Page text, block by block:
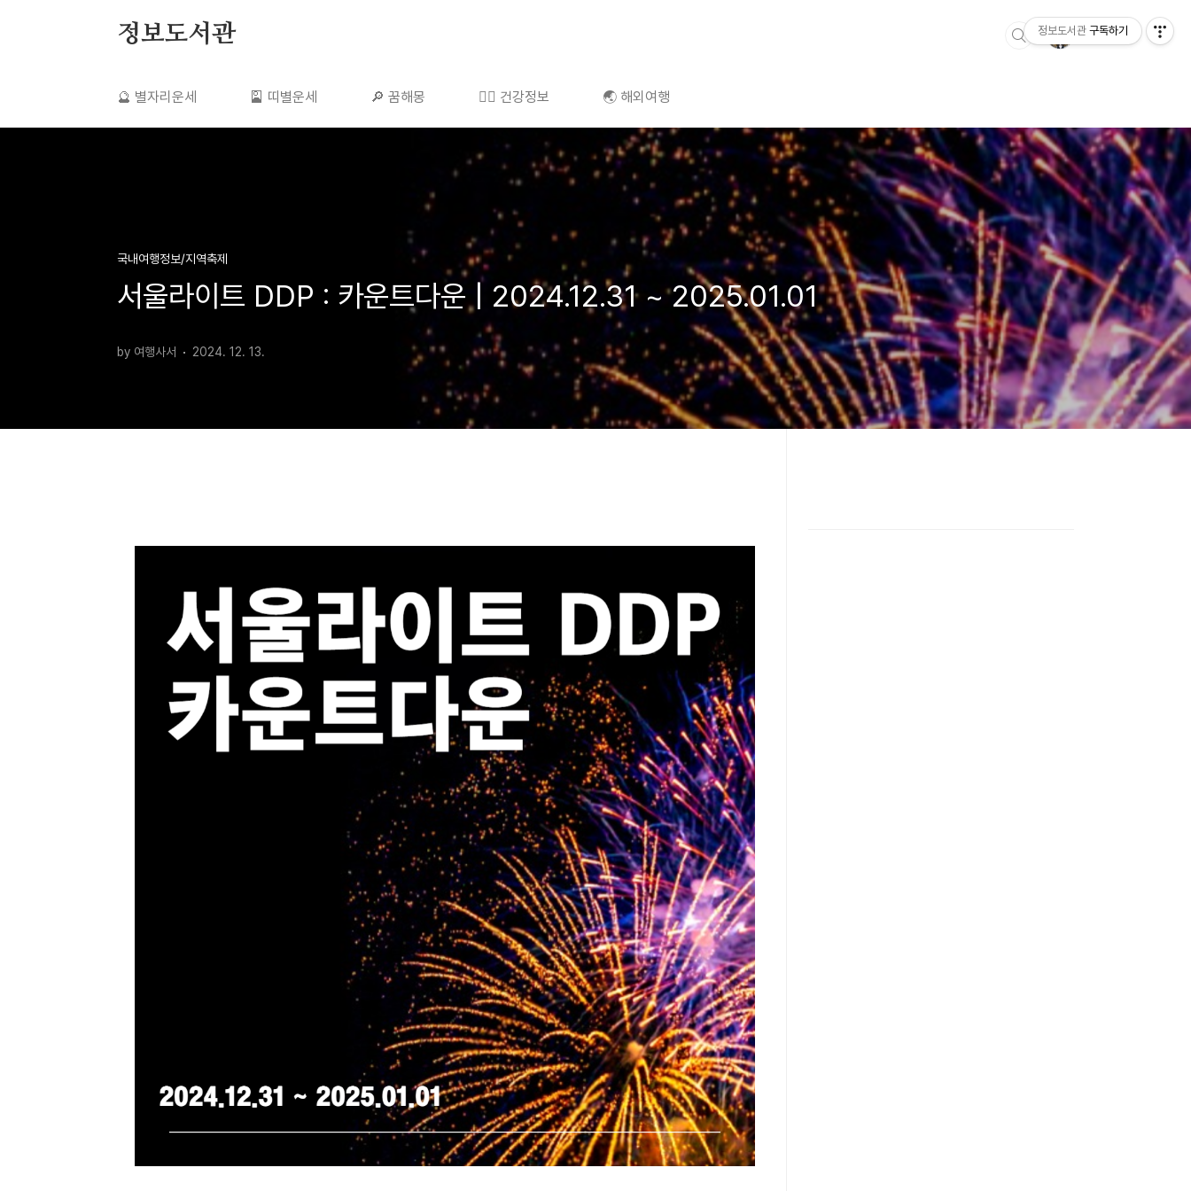
정보도서관
🔮 별자리운세 🎴 띠별운세 🔎 꿈해몽 👩‍⚕️ 건강정보 🌏 해외여행
국내여행정보/지역축제
서울라이트 DDP : 카운트다운 | 2024.12.31 ~ 2025.01.01
by 여행사서 2024. 12. 13.
정보도서관 구독하기